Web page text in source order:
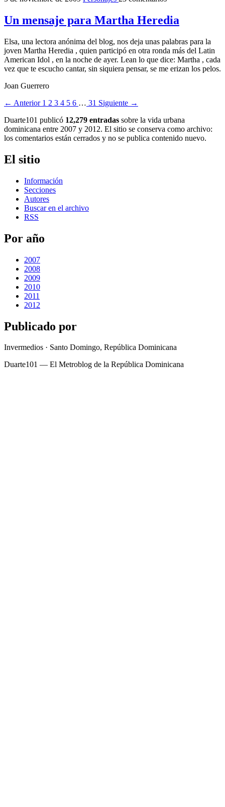
Un mensaje para Martha Heredia
Elsa, una lectora anónima del blog, nos deja unas palabras para la
joven Martha Heredia , quien participó en otra ronda más del Latin
American Idol , en la noche de ayer. Lean lo que dice: Martha , cada
vez que te escucho cantar, sin siquiera pensar, se me erizan los pelos.
Joan Guerrero
← Anterior 1 2 3 4 5 6 … 31 Siguiente →
Duarte101 publicó 12,279 entradas sobre la vida urbana
dominicana entre 2007 y 2012. El sitio se conserva como archivo:
los comentarios están cerrados y no se publica contenido nuevo.
El sitio
Información
Secciones
Autores
Buscar en el archivo
RSS
Por año
2007
2008
2009
2010
2011
2012
Publicado por
Invermedios · Santo Domingo, República Dominicana
Duarte101 — El Metroblog de la República Dominicana